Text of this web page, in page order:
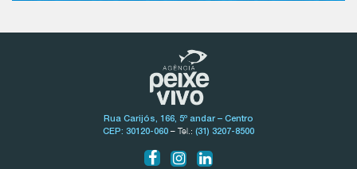
Rua Carijós, 166, 5º andar – Centro
CEP: 30120-060 – Tel.: (31) 3207-8500